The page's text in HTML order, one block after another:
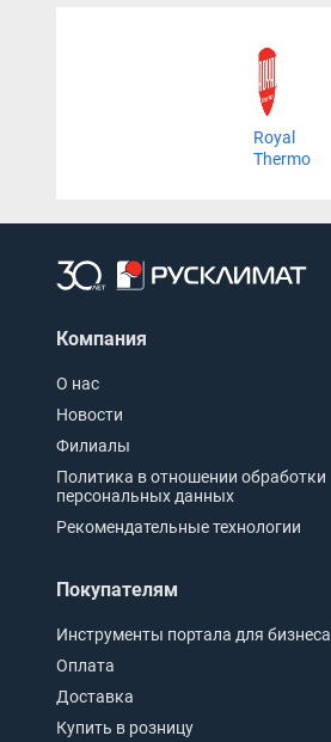
Royal
Thermo
Компания
О нас
Новости
Филиалы
Политика в отношении обработки
персональных данных
Рекомендательные технологии
Покупателям
Инструменты портала для бизнеса
Оплата
Доставка
Купить в розницу